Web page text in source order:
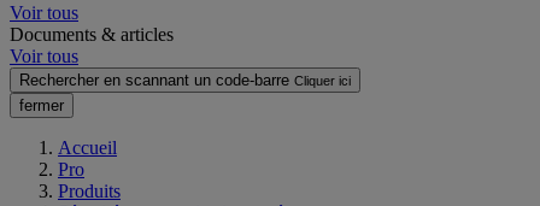
Voir tous
Documents & articles
Voir tous
Rechercher en scannant un code-barre Cliquer ici
fermer
Accueil
Pro
Produits